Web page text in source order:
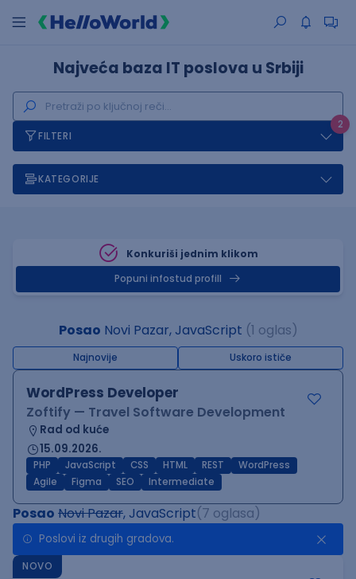
Najveća baza IT poslova u Srbiji
2
FILTERI
KATEGORIJE
Konkuriši jednim klikom
Popuni infostud profill
Posao Novi Pazar, JavaScript (1 oglas)
Najnovije Uskoro ističe
WordPress Developer
Zoftify — Travel Software Development
Rad od kuće
15.09.2026.
PHP JavaScript CSS HTML REST
WordPress
Agile
Figma SEO Intermediate
Posao Novi Pazar, JavaScript(7 oglasa)
Poslovi iz drugih gradova.
NOVO